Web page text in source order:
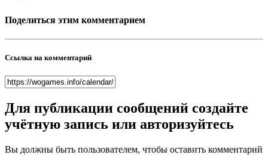
Поделиться этим комментарием
Ссылка на комментарий
Для публикации сообщений создайте
учётную запись или авторизуйтесь
Вы должны быть пользователем, чтобы оставить комментарий